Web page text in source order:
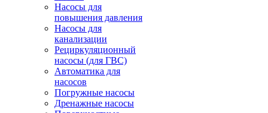
Насосы для
повышения давления
Насосы для
канализации
Рециркуляционный
насосы (для ГВС)
Автоматика для
насосов
Погружные насосы
Дренажные насосы